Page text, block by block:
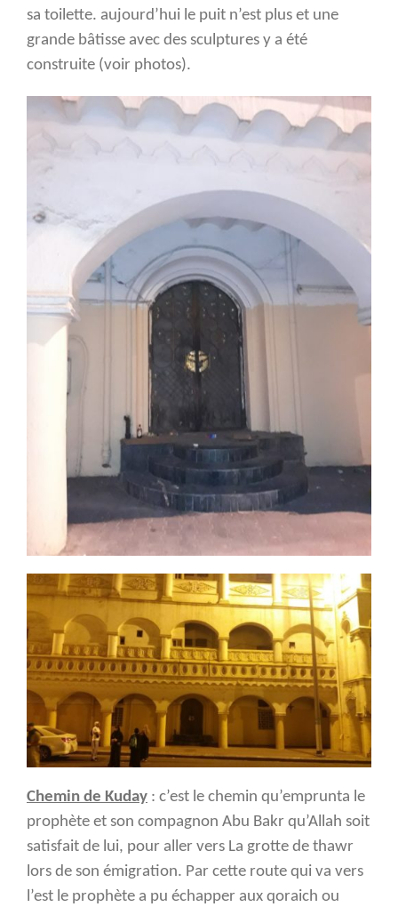
sa toilette. aujourd’hui le puit n’est plus et une
grande bâtisse avec des sculptures y a été
construite (voir photos).
Chemin de Kuday : c’est le chemin qu’emprunta le
prophète et son compagnon Abu Bakr qu’Allah soit
satisfait de lui, pour aller vers La grotte de thawr
lors de son émigration. Par cette route qui va vers
l’est le prophète a pu échapper aux qoraich ou